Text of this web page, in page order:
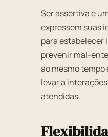
Ser assertiva é
expressem suas
para estabelecer
prevenir mal-
ao mesmo
levar a
atendidas.